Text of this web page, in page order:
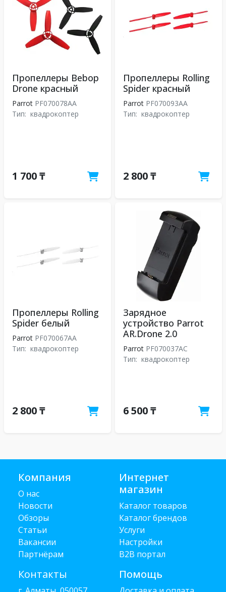
Пропеллеры Bebop
Drone красный
Parrot PF070078AA
Тип: квадрокоптер
1 700 ₸
Пропеллеры Rolling
Spider красный
Parrot PF070093AA
Тип: квадрокоптер
2 800 ₸
Пропеллеры Rolling
Spider белый
Parrot PF070067AA
Тип: квадрокоптер
2 800 ₸
Зарядное
устройство Parrot
AR.Drone 2.0
Parrot PF070037AC
Тип: квадрокоптер
6 500 ₸
Компания
О нас
Новости
Обзоры
Статьи
Вакансии
Партнёрам
Контакты
Интернет
магазин
Каталог товаров
Каталог брендов
Услуги
Настройки
B2B портал
Помощь